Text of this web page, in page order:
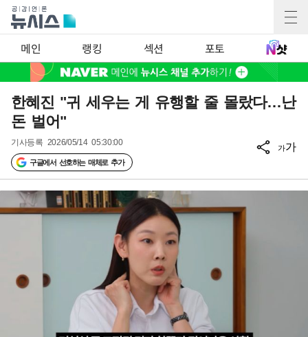
메인 랭킹 섹션 포토
한혜진 "귀 세우는 게 유행할 줄 몰랐다…난
돈 벌어"
기사등록 2026/05/14 05:30:00
구글에서 선호하는 매체로 추가
가가